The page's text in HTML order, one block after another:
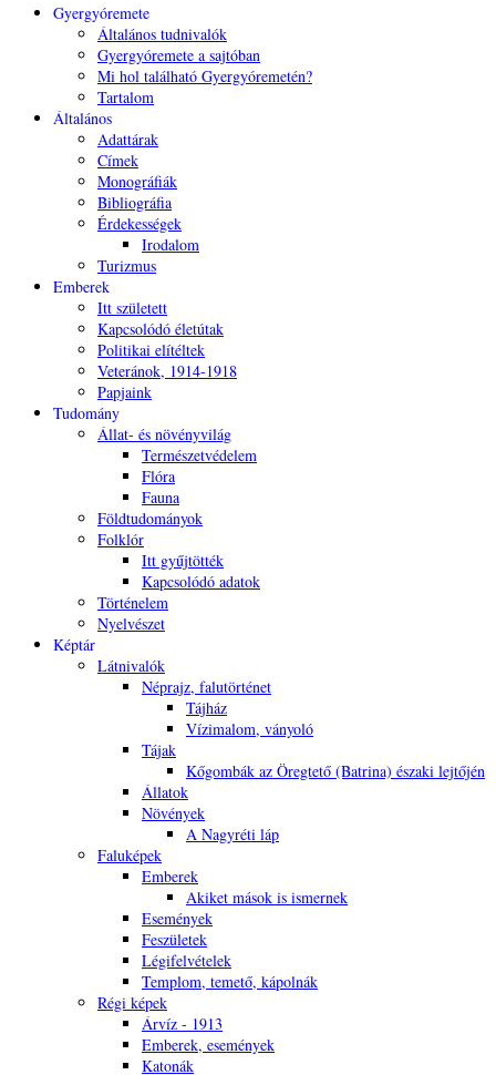
Gyergyóremete
Általános tudnivalók
Gyergyóremete a sajtóban
Mi hol található Gyergyóremetén?
Tartalom
Általános
Adattárak
Címek
Monográfiák
Bibliográfia
Érdekességek
Irodalom
Turizmus
Emberek
Itt született
Kapcsolódó életútak
Politikai elítéltek
Veteránok, 1914-1918
Papjaink
Tudomány
Állat- és növényvilág
Természetvédelem
Flóra
Fauna
Földtudományok
Folklór
Itt gyűjtötték
Kapcsolódó adatok
Történelem
Nyelvészet
Képtár
Látnivalók
Néprajz, falutörténet
Tájház
Vízimalom, ványoló
Tájak
Kőgombák az Öregtető (Batrina) északi lejtőjén
Állatok
Növények
A Nagyréti láp
Faluképek
Emberek
Akiket mások is ismernek
Események
Feszületek
Légifelvételek
Templom, temető, kápolnák
Régi képek
Árvíz - 1913
Emberek, események
Katonák